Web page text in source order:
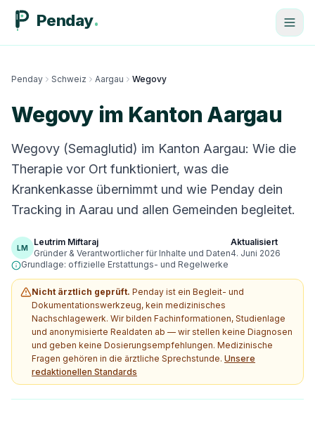
Penday
Penday Schweiz Aargau Wegovy
Wegovy im Kanton Aargau
Wegovy (Semaglutid) im Kanton Aargau: Wie die
Therapie vor Ort funktioniert, was die
Krankenkasse übernimmt und wie Penday dein
Tracking in Aarau und allen Gemeinden begleitet.
LM
Leutrim Miftaraj
Gründer & Verantwortlicher für Inhalte und Daten
Aktualisiert
4. Juni 2026
Grundlage: offizielle Erstattungs- und Regelwerke
Nicht ärztlich geprüft. Penday ist ein Begleit- und
Dokumentationswerkzeug, kein medizinisches
Nachschlagewerk. Wir bilden Fachinformationen, Studienlage
und anonymisierte Realdaten ab — wir stellen keine Diagnosen
und geben keine Dosierungsempfehlungen. Medizinische
Fragen gehören in die ärztliche Sprechstunde. Unsere
redaktionellen Standards